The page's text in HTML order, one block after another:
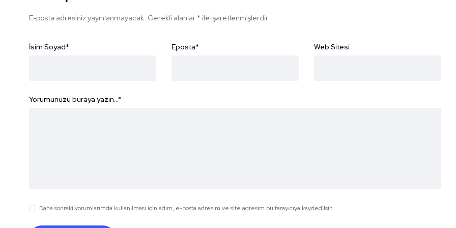
E-posta adresiniz yayınlanmayacak. Gerekli alanlar * ile işaretlenmişlerdir
İsim Soyad* Eposta* Web Sitesi
Yorumunuzu buraya yazın...*
Daha sonraki yorumlarımda kullanılması için adım, e-posta adresim ve site adresim bu tarayıcıya kaydedilsin.